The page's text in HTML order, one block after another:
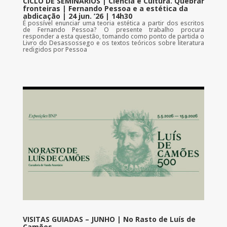
fronteiras | Fernando Pessoa e a estética da
abdicação | 24 jun. ’26 | 14h30
É possível enunciar uma teoria estética a partir dos escritos
de Fernando Pessoa? O presente trabalho procura
responder a esta questão, tomando como ponto de partida o
Livro do Desassossego e os textos teóricos sobre literatura
redigidos por Pessoa
VISITAS GUIADAS – JUNHO | No Rasto de Luís de